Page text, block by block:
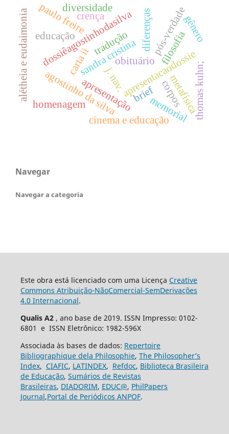
apresentação
dossiêagostinhodasilva
apresentacaodossie
tradução
brief
j. nav.
agostinho da silva
carta iisandra cristina
obituário
homenagem memorial
diferenças
corpos
alétheia e eudaimonia filosofia
metafísica
paulo freire
educação pós-verdade
crença
cinema e educação
gênero
diversidade
thomas kuhn;
Navegar
Navegar a categoria
Este obra está licenciado com uma Licença Creative
Commons Atribuição-NãoComercial-SemDerivações
4.0 Internacional.
Qualis A2 , ano base de 2019. ISSN Impresso: 0102-
6801 e ISSN Eletrônico: 1982-596X
Associada às bases de dados: Repertoire
Bibliographique dela Philosophie, The Philosopher’s
Index, CIAFIC, LATINDEX, Refdoc, Biblioteca Brasileira
de Educação, Sumários de Revistas
Brasileiras, DIADORIM, EDUC@, PhilPapers
Journal,Portal de Periódicos ANPOF.